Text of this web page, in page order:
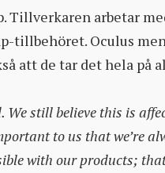
Tillverkaren arbetar
tillbehöret. Oculus
att de tar det hela på
We still believe this is
to us that we’re
with our products;